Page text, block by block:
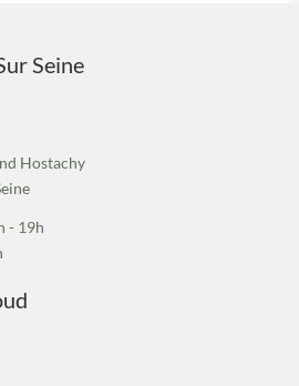
Seine
Hostachy
- 19h